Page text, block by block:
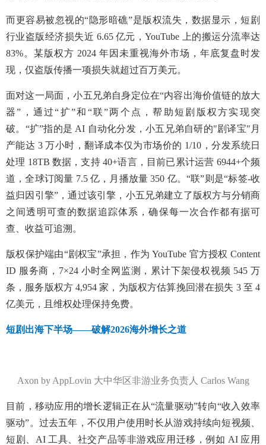
而更容易被忽视的“隐形暗礁”是版权流失，数据显示，短剧
行业盗版经济损失近 6.65 亿元，YouTube 上的搬运分流率达
83%。某版权方 2024 年因未重视海外市场，年底复盘时发
现，仅盗版传播一项损失就超过百万美元。
面对这一局面，小五兄弟自身定位在“内容出海价值链的放大
器”，通过“扩”和“联”两个点，帮助短剧版权方实现突
破。“扩”指的是 AI 自动化分发，小五兄弟自研的"剧译宝"月
产能达 3 万小时，翻译成本仅为市场价的 1/10，分发系统日
处理 18TB 数据，支持 40+语言，目前已累计运营 6944+个频
道，全球订阅量 7.5 亿，月播放量 350 亿。“联”则是“标签-收
益归因引擎”，通过该引擎，小五兄弟建立了版权方与分销商
之间透明可查的数据追踪体系，确保每一次合作都有据可
查、收益可追溯。
版权保护端由“剧权宝”承担，作为 YouTube 官方授权 Content
ID 服务商，7×24 小时全网监测，累计下架侵权视频 545 万
条，服务版权方 4,954 家，为版权方估算挽回潜在损失 3 至 4
亿美元，且维权处理保持免费。
短剧出海下半场——破解2026海外增长之道
Axon by AppLovin 大中华区非游业务负责人 Carlos Wang
目前，移动应用的增长逻辑正在从“流量驱动”转向“收入效率
驱动”。过去五年，不仅用户使用时长从游戏持续向短视频、
短剧、AI 工具、社交产品等非游戏应用迁移，例如 AI 应用